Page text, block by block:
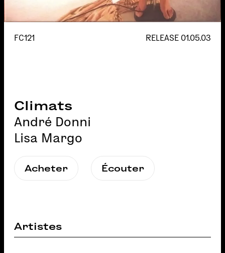
FC121 RELEASE 01.05.03
Climats
André Donni
Lisa Margo
Acheter Écouter
Artistes